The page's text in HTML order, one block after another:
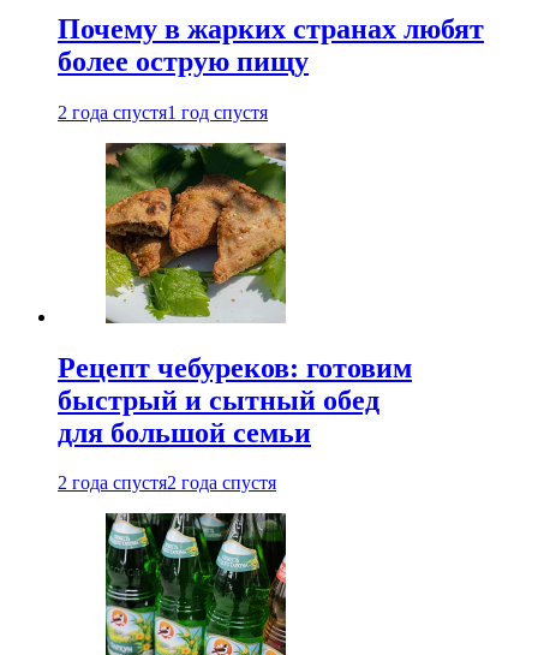
Почему в жарких странах любят
более острую пищу
2 года спустя1 год спустя
Рецепт чебуреков: готовим
быстрый и сытный обед
для большой семьи
2 года спустя2 года спустя